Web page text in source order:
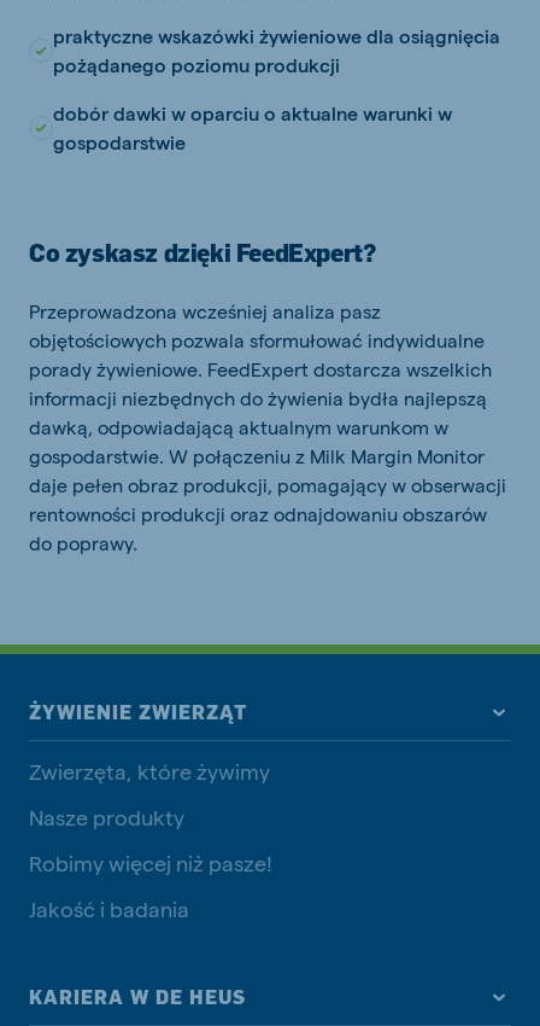
praktyczne wskazówki żywieniowe dla osiągnięcia
pożądanego poziomu produkcji
dobór dawki w oparciu o aktualne warunki w
gospodarstwie
Co zyskasz dzięki FeedExpert?
Przeprowadzona wcześniej analiza pasz
objętościowych pozwala sformułować indywidualne
porady żywieniowe. FeedExpert dostarcza wszelkich
informacji niezbędnych do żywienia bydła najlepszą
dawką, odpowiadającą aktualnym warunkom w
gospodarstwie. W połączeniu z Milk Margin Monitor
daje pełen obraz produkcji, pomagający w obserwacji
rentowności produkcji oraz odnajdowaniu obszarów
do poprawy.
ŻYWIENIE ZWIERZĄT
Zwierzęta, które żywimy
Nasze produkty
Robimy więcej niż pasze!
Jakość i badania
KARIERA W DE HEUS